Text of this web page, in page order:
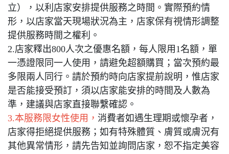
立），以利店家安排提供服務之時間。實際預約情
形，以店家當天現場狀況為主，店家保有視情形調整
提供服務時間之權利。
2.店家釋出800人次之優惠名額，每人限用1名額，單
一憑證限同一人使用，請避免超額購買；當次預約最
多限兩人同行。請於預約時向店家提前說明，惟店家
是否能接受預訂，須以店家能安排的時間及人數為
準，建議與店家直接聯繫確認。
3.本服務限女性使用， 消費者如遇生理期或懷孕者，
店家得拒絕提供服務；如有特殊體質、膚質或膚況有
其他異常情形，請先告知並詢問店家，恕不指定美容